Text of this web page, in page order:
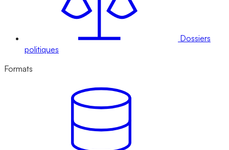
Dossiers
politiques
Formats